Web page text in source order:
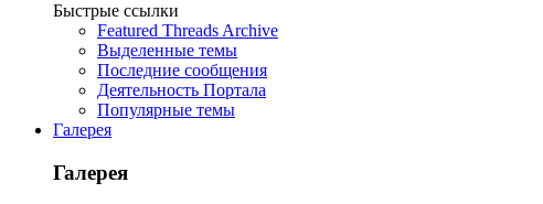
Быстрые ссылки
Featured Threads Archive
Выделенные темы
Последние сообщения
Деятельность Портала
Популярные темы
Галерея
Галерея